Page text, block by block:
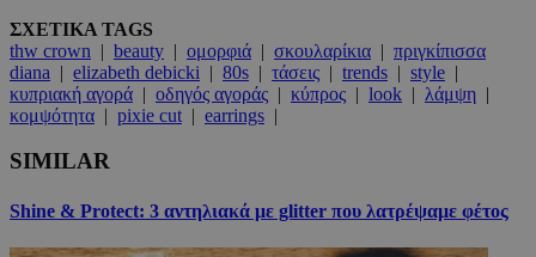
ΣΧΕΤΙΚΑ TAGS
thw crown | beauty | ομορφιά | σκουλαρίκια | πριγκίπισσα
diana | elizabeth debicki | 80s | τάσεις | trends | style |
κυπριακή αγορά | οδηγός αγοράς | κύπρος | look | λάμψη |
κομψότητα | pixie cut | earrings |
SIMILAR
Shine & Protect: 3 αντηλιακά με glitter που λατρέψαμε φέτος